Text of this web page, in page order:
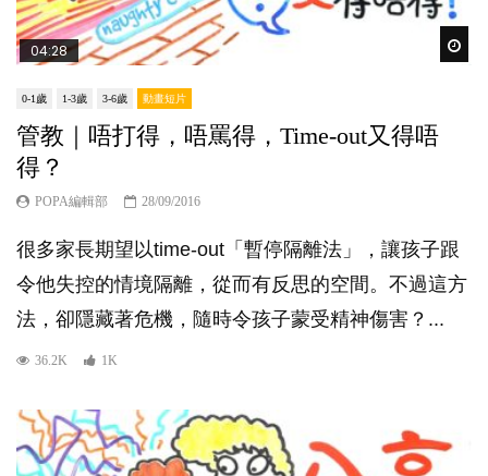
04:28
0-1歲 1-3歲 3-6歲 動畫短片
管教｜唔打得，唔罵得，Time-out又得唔
得？
POPA編輯部 28/09/2016
很多家長期望以time-out「暫停隔離法」，讓孩子跟
令他失控的情境隔離，從而有反思的空間。不過這方
法，卻隱藏著危機，隨時令孩子蒙受精神傷害？...
36.2K 1K